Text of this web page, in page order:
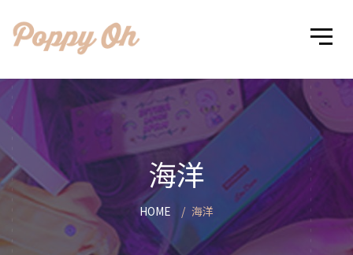
海洋
HOME 海洋